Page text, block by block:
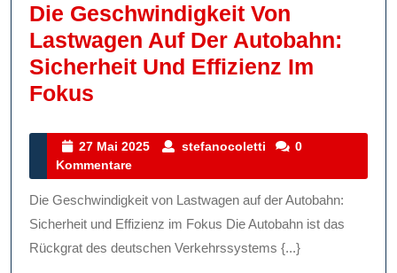
Die Geschwindigkeit Von
Lastwagen Auf Der Autobahn:
Sicherheit Und Effizienz Im
Fokus
Von
Lastwagen
Auf
Der
Autobahn:
27 Mai 2025
27
2025
stefanocoletti stefanocoletti
0
Kommentare
Die Geschwindigkeit von Lastwagen auf der Autobahn:
Sicherheit und Effizienz im Fokus Die Autobahn ist das
Rückgrat des deutschen Verkehrssystems {...}